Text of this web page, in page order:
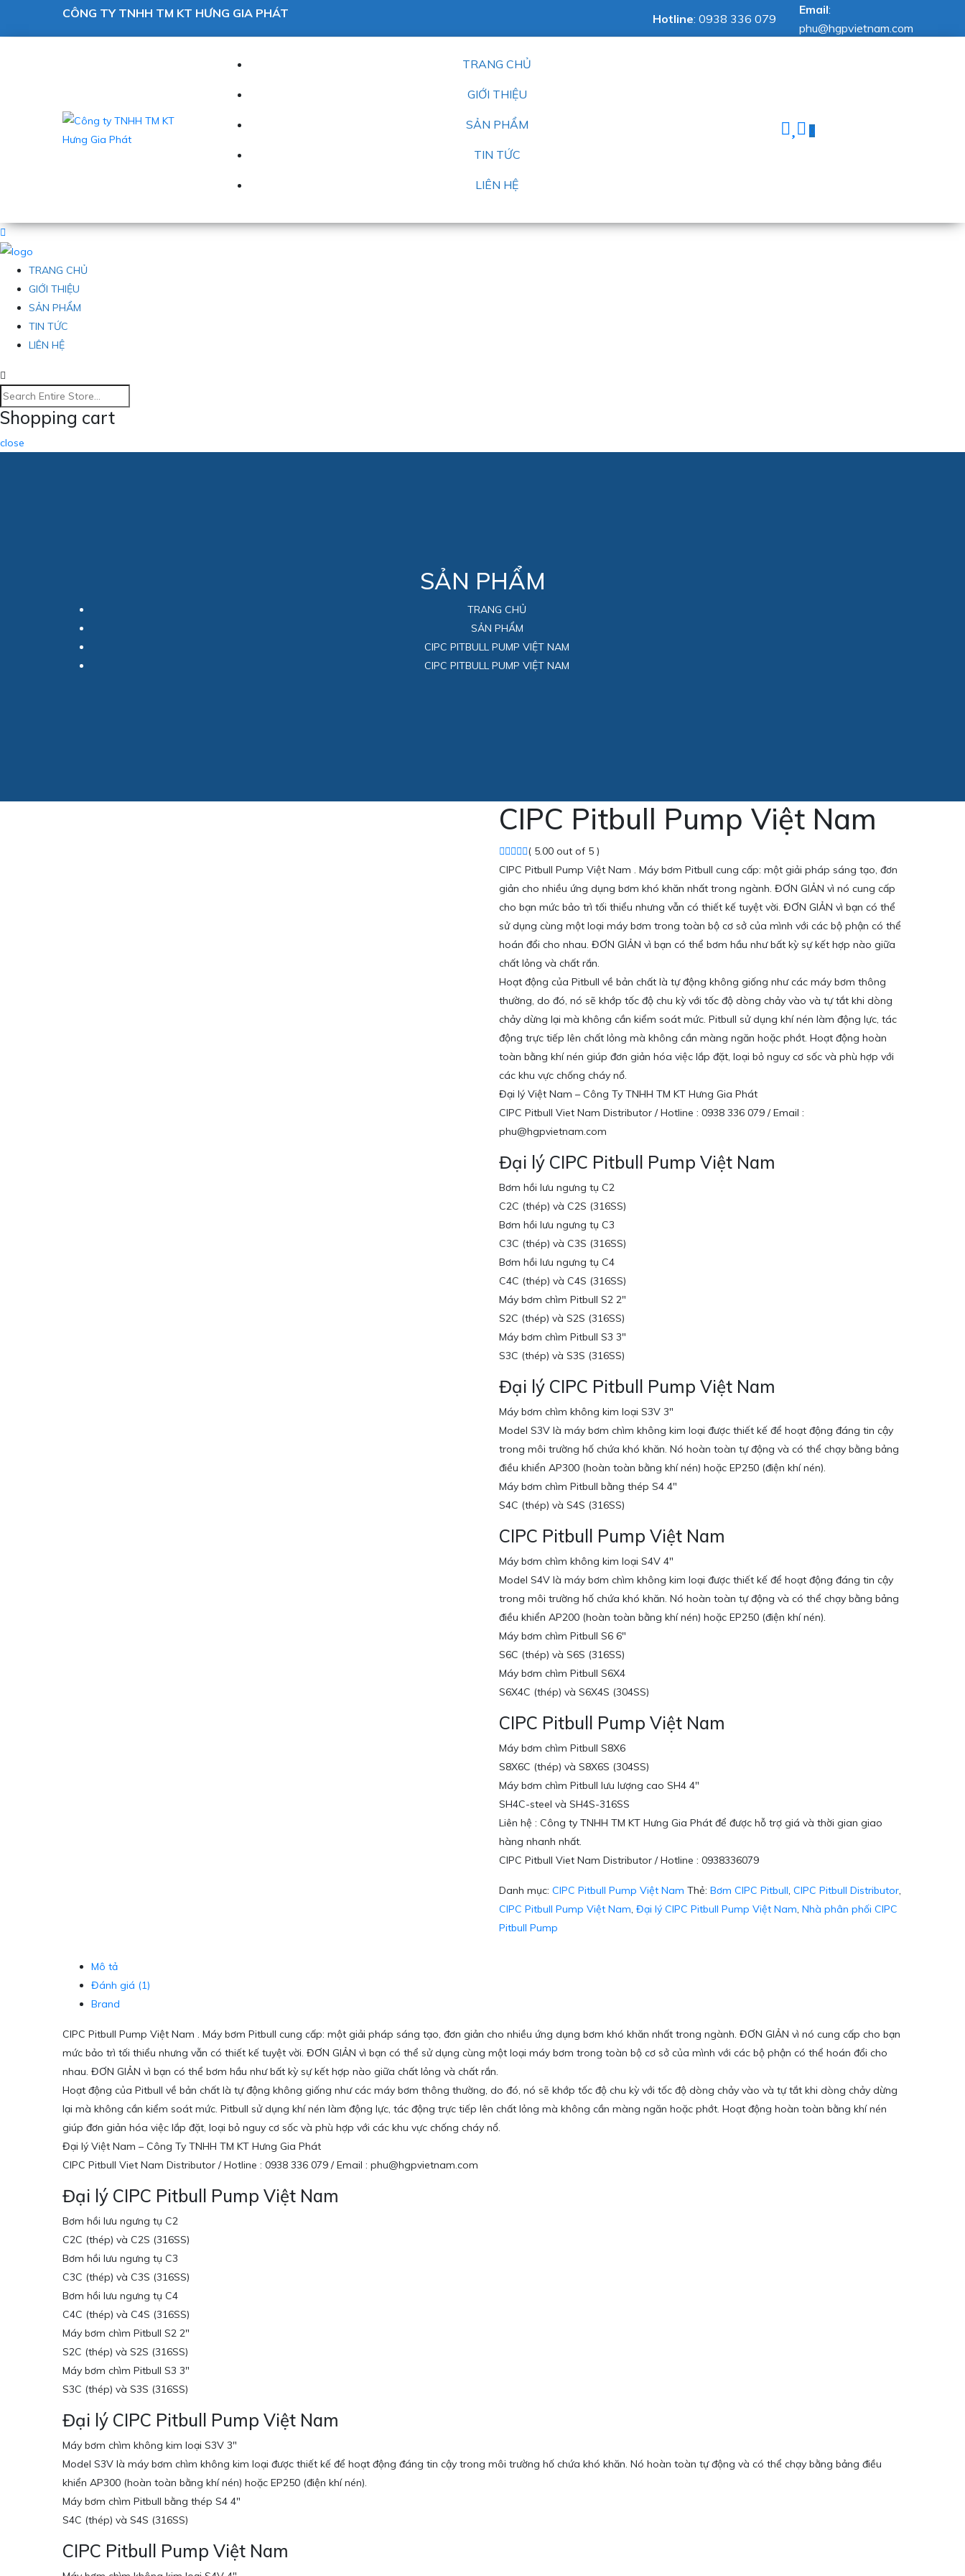
CÔNG TY TNHH TM KT HƯNG GIA PHÁT Hotline: 0938 336 079
Email:
phu@hgpvietnam.com
TRANG CHỦ
GIỚI THIỆU
SẢN PHẨM
TIN TỨC
LIÊN HỆ
0
TRANG CHỦ
GIỚI THIỆU
SẢN PHẨM
TIN TỨC
LIÊN HỆ
Shopping cart
close
SẢN PHẨM
TRANG CHỦ
SẢN PHẨM
CIPC PITBULL PUMP VIỆT NAM
CIPC PITBULL PUMP VIỆT NAM
CIPC Pitbull Pump Việt Nam
( 5.00 out of 5 )
CIPC Pitbull Pump Việt Nam . Máy bơm Pitbull cung cấp: một giải pháp sáng tạo, đơn
giản cho nhiều ứng dụng bơm khó khăn nhất trong ngành. ĐƠN GIẢN vì nó cung cấp
cho bạn mức bảo trì tối thiểu nhưng vẫn có thiết kế tuyệt vời. ĐƠN GIẢN vì bạn có thể
sử dụng cùng một loại máy bơm trong toàn bộ cơ sở của mình với các bộ phận có thể
hoán đổi cho nhau. ĐƠN GIẢN vì bạn có thể bơm hầu như bất kỳ sự kết hợp nào giữa
chất lỏng và chất rắn.
Hoạt động của Pitbull về bản chất là tự động không giống như các máy bơm thông
thường, do đó, nó sẽ khớp tốc độ chu kỳ với tốc độ dòng chảy vào và tự tắt khi dòng
chảy dừng lại mà không cần kiểm soát mức. Pitbull sử dụng khí nén làm động lực, tác
động trực tiếp lên chất lỏng mà không cần màng ngăn hoặc phớt. Hoạt động hoàn
toàn bằng khí nén giúp đơn giản hóa việc lắp đặt, loại bỏ nguy cơ sốc và phù hợp với
các khu vực chống cháy nổ.
Đại lý Việt Nam – Công Ty TNHH TM KT Hưng Gia Phát
CIPC Pitbull Viet Nam Distributor / Hotline : 0938 336 079 / Email :
phu@hgpvietnam.com
Đại lý CIPC Pitbull Pump Việt Nam
Bơm hồi lưu ngưng tụ C2
C2C (thép) và C2S (316SS)
Bơm hồi lưu ngưng tụ C3
C3C (thép) và C3S (316SS)
Bơm hồi lưu ngưng tụ C4
C4C (thép) và C4S (316SS)
Máy bơm chìm Pitbull S2 2″
S2C (thép) và S2S (316SS)
Máy bơm chìm Pitbull S3 3″
S3C (thép) và S3S (316SS)
Đại lý CIPC Pitbull Pump Việt Nam
Máy bơm chìm không kim loại S3V 3″
Model S3V là máy bơm chìm không kim loại được thiết kế để hoạt động đáng tin cậy
trong môi trường hố chứa khó khăn. Nó hoàn toàn tự động và có thể chạy bằng bảng
điều khiển AP300 (hoàn toàn bằng khí nén) hoặc EP250 (điện khí nén).
Máy bơm chìm Pitbull bằng thép S4 4″
S4C (thép) và S4S (316SS)
CIPC Pitbull Pump Việt Nam
Máy bơm chìm không kim loại S4V 4″
Model S4V là máy bơm chìm không kim loại được thiết kế để hoạt động đáng tin cậy
trong môi trường hố chứa khó khăn. Nó hoàn toàn tự động và có thể chạy bằng bảng
điều khiển AP200 (hoàn toàn bằng khí nén) hoặc EP250 (điện khí nén).
Máy bơm chìm Pitbull S6 6″
S6C (thép) và S6S (316SS)
Máy bơm chìm Pitbull S6X4
S6X4C (thép) và S6X4S (304SS)
CIPC Pitbull Pump Việt Nam
Máy bơm chìm Pitbull S8X6
S8X6C (thép) và S8X6S (304SS)
Máy bơm chìm Pitbull lưu lượng cao SH4 4″
SH4C-steel và SH4S-316SS
Liên hệ : Công ty TNHH TM KT Hưng Gia Phát để được hỗ trợ giá và thời gian giao
hàng nhanh nhất.
CIPC Pitbull Viet Nam Distributor / Hotline : 0938336079
Danh mục:CIPC Pitbull Pump Việt Nam Thẻ:Bơm CIPC Pitbull,CIPC Pitbull Distributor,
CIPC Pitbull Pump Việt Nam,Đại lý CIPC Pitbull Pump Việt Nam,Nhà phân phối CIPC
Pitbull Pump
Mô tả
Đánh giá (1)
Brand
CIPC Pitbull Pump Việt Nam . Máy bơm Pitbull cung cấp: một giải pháp sáng tạo, đơn giản cho nhiều ứng dụng bơm khó khăn nhất trong ngành. ĐƠN GIẢN vì nó cung cấp cho bạn
mức bảo trì tối thiểu nhưng vẫn có thiết kế tuyệt vời. ĐƠN GIẢN vì bạn có thể sử dụng cùng một loại máy bơm trong toàn bộ cơ sở của mình với các bộ phận có thể hoán đổi cho
nhau. ĐƠN GIẢN vì bạn có thể bơm hầu như bất kỳ sự kết hợp nào giữa chất lỏng và chất rắn.
Hoạt động của Pitbull về bản chất là tự động không giống như các máy bơm thông thường, do đó, nó sẽ khớp tốc độ chu kỳ với tốc độ dòng chảy vào và tự tắt khi dòng chảy dừng
lại mà không cần kiểm soát mức. Pitbull sử dụng khí nén làm động lực, tác động trực tiếp lên chất lỏng mà không cần màng ngăn hoặc phớt. Hoạt động hoàn toàn bằng khí nén
giúp đơn giản hóa việc lắp đặt, loại bỏ nguy cơ sốc và phù hợp với các khu vực chống cháy nổ.
Đại lý Việt Nam – Công Ty TNHH TM KT Hưng Gia Phát
CIPC Pitbull Viet Nam Distributor / Hotline : 0938 336 079 / Email : phu@hgpvietnam.com
Đại lý CIPC Pitbull Pump Việt Nam
Bơm hồi lưu ngưng tụ C2
C2C (thép) và C2S (316SS)
Bơm hồi lưu ngưng tụ C3
C3C (thép) và C3S (316SS)
Bơm hồi lưu ngưng tụ C4
C4C (thép) và C4S (316SS)
Máy bơm chìm Pitbull S2 2″
S2C (thép) và S2S (316SS)
Máy bơm chìm Pitbull S3 3″
S3C (thép) và S3S (316SS)
Đại lý CIPC Pitbull Pump Việt Nam
Máy bơm chìm không kim loại S3V 3″
Model S3V là máy bơm chìm không kim loại được thiết kế để hoạt động đáng tin cậy trong môi trường hố chứa khó khăn. Nó hoàn toàn tự động và có thể chạy bằng bảng điều
khiển AP300 (hoàn toàn bằng khí nén) hoặc EP250 (điện khí nén).
Máy bơm chìm Pitbull bằng thép S4 4″
S4C (thép) và S4S (316SS)
CIPC Pitbull Pump Việt Nam